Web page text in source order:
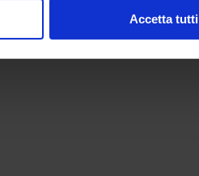
Accetta tutti